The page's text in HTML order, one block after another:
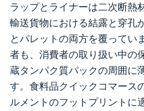
ラップとライナーは二次断熱
輸送貨物における結露と穿孔
とパレットの両方を覆ってい
者も、消費者の取り扱い中の
蔵タンパク質パックの周囲に
す。食料品クイックコマース
ルメントのフットプリントに